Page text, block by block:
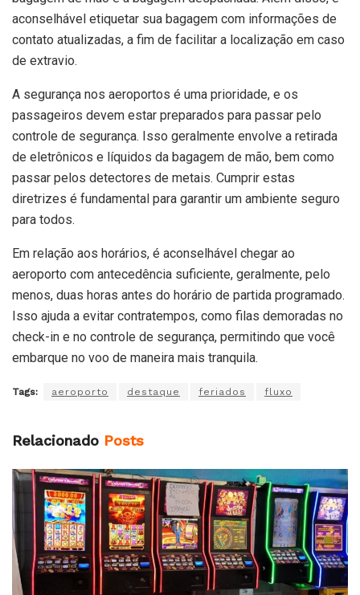
aconselhável etiquetar sua bagagem com informações de
contato atualizadas, a fim de facilitar a localização em caso
de extravio.
A segurança nos aeroportos é uma prioridade, e os
passageiros devem estar preparados para passar pelo
controle de segurança. Isso geralmente envolve a retirada
de eletrônicos e líquidos da bagagem de mão, bem como
passar pelos detectores de metais. Cumprir estas
diretrizes é fundamental para garantir um ambiente seguro
para todos.
Em relação aos horários, é aconselhável chegar ao
aeroporto com antecedência suficiente, geralmente, pelo
menos, duas horas antes do horário de partida programado.
Isso ajuda a evitar contratempos, como filas demoradas no
check-in e no controle de segurança, permitindo que você
embarque no voo de maneira mais tranquila.
Tags: aeroporto destaque feriados fluxo
Relacionado Posts